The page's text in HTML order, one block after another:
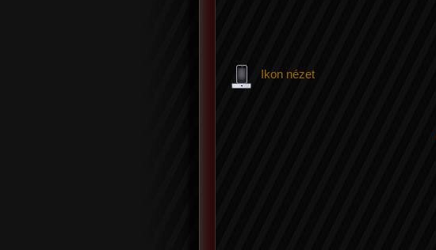
Ikon nézet